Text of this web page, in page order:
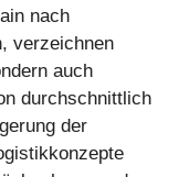
nach
verzeichnen
auch
durchschnittlich
der